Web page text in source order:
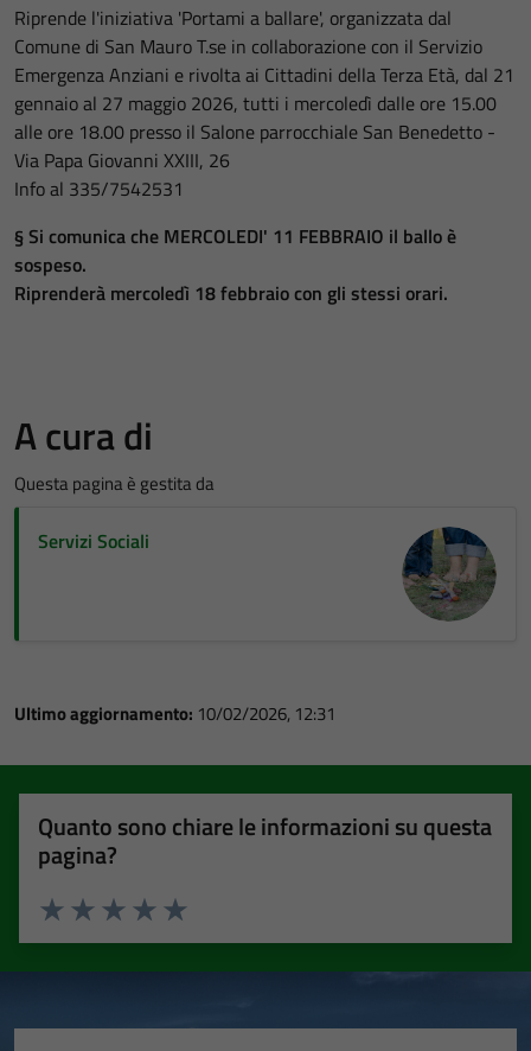
Riprende l'iniziativa 'Portami a ballare', organizzata dal
Comune di San Mauro T.se in collaborazione con il Servizio
Emergenza Anziani e rivolta ai Cittadini della Terza Età, dal 21
gennaio al 27 maggio 2026, tutti i mercoledì dalle ore 15.00
alle ore 18.00 presso il Salone parrocchiale San Benedetto -
Via Papa Giovanni XXIII, 26
Info al 335/7542531
§ Si comunica che MERCOLEDI' 11 FEBBRAIO il ballo è
sospeso.
Riprenderà mercoledì 18 febbraio con gli stessi orari.
A cura di
Questa pagina è gestita da
Servizi Sociali
Ultimo aggiornamento: 10/02/2026, 12:31
Quanto sono chiare le informazioni su questa
pagina?
Valuta 5 stelle su 5
Valuta 4 stelle su 5
Valuta 3 stelle su 5
Valuta 2 stelle su 5
Valuta 1 stelle su 5